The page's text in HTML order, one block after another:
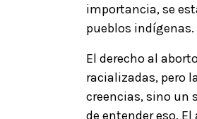
importancia, se
pueblos indígenas.
El derecho al
racializadas, pero
creencias, sino un
de entender eso.